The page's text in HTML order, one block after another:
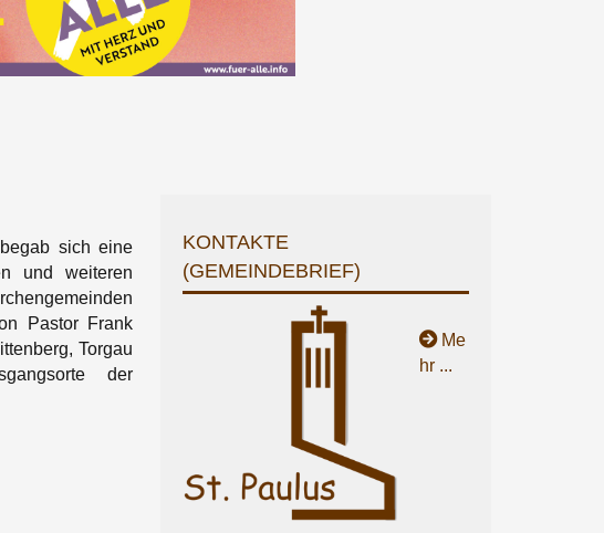
sich eine
und weiteren
Pastor Frank
Torgau
der
KONTAKTE
(GEMEINDEBRIEF)
Me
hr ...